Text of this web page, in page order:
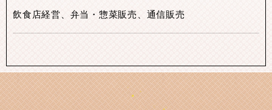
飲食店経営、弁当・惣菜販売、通信販売